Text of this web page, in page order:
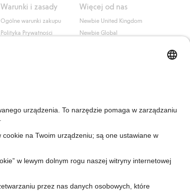
Warunki i zasady
Ogólne warunki zakupu
Polityka Prywatności
Więcej od nas
Newbie United Kingdom
Newbie Global